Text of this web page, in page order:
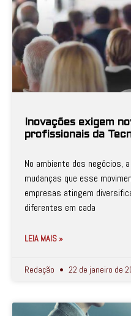
Inovações exigem
profissionais da
No ambiente dos negócios,
mudanças que esse
empresas atingem
diferentes em cada
LEIA MAIS »
Redação 22 de janeiro de